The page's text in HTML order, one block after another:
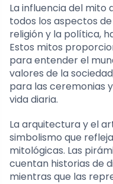
La influencia del mito
todos los aspectos
religión y la política,
Estos mitos
para entender el
valores de la
para las ceremonias
vida diaria.
La arquitectura y el
simbolismo que
mitológicas. Las
cuentan historias de
mientras que las